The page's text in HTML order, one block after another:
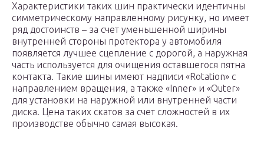
Характеристики таких шин практически идентичны
симметрическому направленному рисунку, но имеет
ряд достоинств – за счет уменьшенной ширины
внутренней стороны протектора у автомобиля
появляется лучшее сцепление с дорогой, а наружная
часть используется для очищения оставшегося пятна
контакта. Такие шины имеют надписи «Rotation» с
направлением вращения, а также «Inner» и «Outer»
для установки на наружной или внутренней части
диска. Цена таких скатов за счет сложностей в их
производстве обычно самая высокая.